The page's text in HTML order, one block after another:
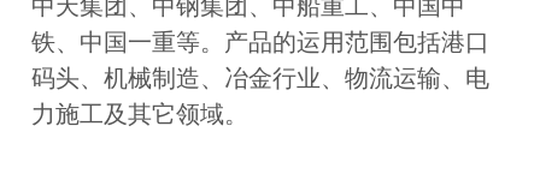
中天集团、中钢集团、中船重工、中国中
铁、中国一重等。产品的运用范围包括港口
码头、机械制造、冶金行业、物流运输、电
力施工及其它领域。